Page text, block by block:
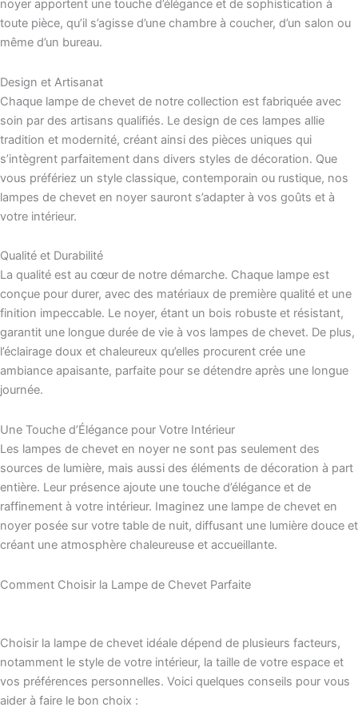
noyer apportent une touche d’élégance et de sophistication à
toute pièce, qu’il s’agisse d’une chambre à coucher, d’un salon ou
même d’un bureau.
Design et Artisanat
Chaque lampe de chevet de notre collection est fabriquée avec
soin par des artisans qualifiés. Le design de ces lampes allie
tradition et modernité, créant ainsi des pièces uniques qui
s’intègrent parfaitement dans divers styles de décoration. Que
vous préfériez un style classique, contemporain ou rustique, nos
lampes de chevet en noyer sauront s’adapter à vos goûts et à
votre intérieur.
Qualité et Durabilité
La qualité est au cœur de notre démarche. Chaque lampe est
conçue pour durer, avec des matériaux de première qualité et une
finition impeccable. Le noyer, étant un bois robuste et résistant,
garantit une longue durée de vie à vos lampes de chevet. De plus,
l’éclairage doux et chaleureux qu’elles procurent crée une
ambiance apaisante, parfaite pour se détendre après une longue
journée.
Une Touche d’Élégance pour Votre Intérieur
Les lampes de chevet en noyer ne sont pas seulement des
sources de lumière, mais aussi des éléments de décoration à part
entière. Leur présence ajoute une touche d’élégance et de
raffinement à votre intérieur. Imaginez une lampe de chevet en
noyer posée sur votre table de nuit, diffusant une lumière douce et
créant une atmosphère chaleureuse et accueillante.
Comment Choisir la Lampe de Chevet Parfaite
Choisir la lampe de chevet idéale dépend de plusieurs facteurs,
notamment le style de votre intérieur, la taille de votre espace et
vos préférences personnelles. Voici quelques conseils pour vous
aider à faire le bon choix :